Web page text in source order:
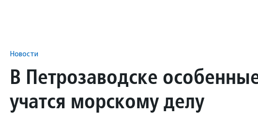
Новости
В Петрозаводске
учатся морскому делу